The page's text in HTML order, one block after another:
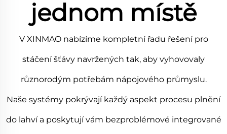
jednom místě
V XINMAO nabízíme kompletní řadu řešení pro
stáčení šťávy navržených tak, aby vyhovovaly
různorodým potřebám nápojového průmyslu.
Naše systémy pokrývají každý aspekt procesu plnění
do lahví a poskytují vám bezproblémové integrované